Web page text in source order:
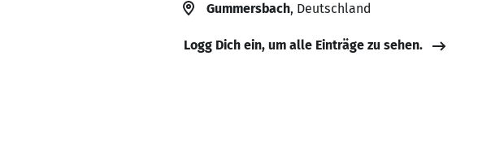
Gummersbach, Deutschland
Logg Dich ein, um alle Einträge zu sehen.